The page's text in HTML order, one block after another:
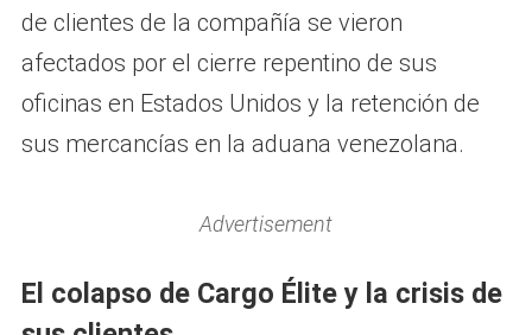
de clientes de la compañía se vieron
afectados por el cierre repentino de sus
oficinas en Estados Unidos y la retención de
sus mercancías en la aduana venezolana.
Advertisement
El colapso de Cargo Élite y la crisis de